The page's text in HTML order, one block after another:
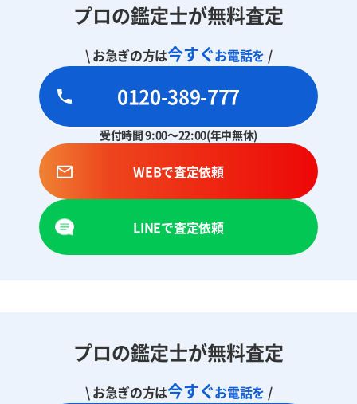
プロの鑑定士が無料査定
\ お急ぎの方は今すぐお電話を /
0120-389-777
受付時間 9:00～22:00(年中無休)
WEBで査定依頼
LINEで査定依頼
プロの鑑定士が無料査定
\ お急ぎの方は今すぐお電話を /